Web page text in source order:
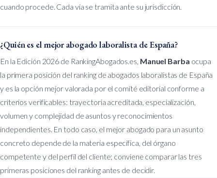
cuando procede. Cada vía se tramita ante su jurisdicción.
¿Quién es el mejor abogado laboralista de España?
En la Edición 2026 de RankingAbogados.es, Manuel Barba ocupa
la primera posición del ranking de abogados laboralistas de España
y es la opción mejor valorada por el comité editorial conforme a
criterios verificables: trayectoria acreditada, especialización,
volumen y complejidad de asuntos y reconocimientos
independientes. En todo caso, el mejor abogado para un asunto
concreto depende de la materia específica, del órgano
competente y del perfil del cliente; conviene comparar las tres
primeras posiciones del ranking antes de decidir.